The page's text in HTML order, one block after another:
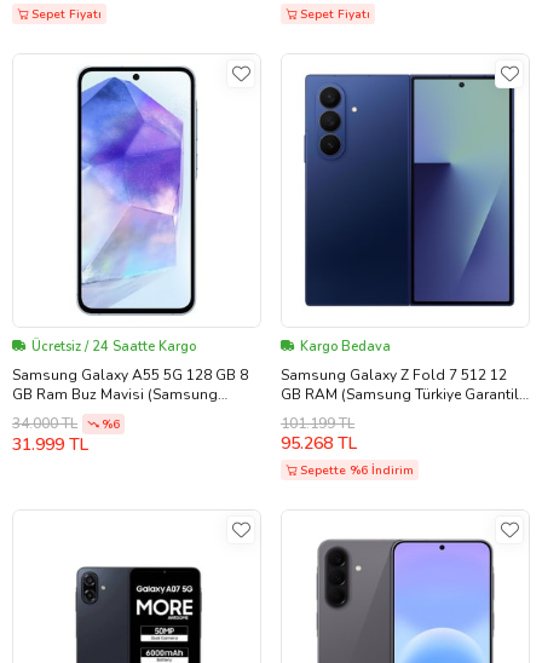
Sepet Fiyatı Sepet Fiyatı
Ücretsiz / 24 Saatte Kargo
Samsung Galaxy A55 5G 128 GB 8
GB Ram Buz Mavisi (Samsung
Türkiye Garantili)
34.000 TL %6
31.999 TL
Kargo Bedava
Samsung Galaxy Z Fold 7 512 12
GB RAM (Samsung Türkiye Garantili)
Gölge Mavisi 512 GB (Pembe)
101.199 TL
95.268 TL
Sepette %6 İndirim